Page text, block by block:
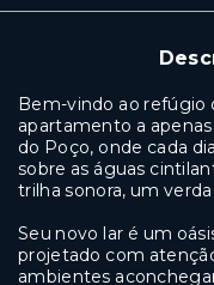
Bem-vindo ao refúgio
apartamento a
do Poço, onde cada
sobre as águas
trilha sonora, um
Seu novo lar é um
projetado com
ambientes